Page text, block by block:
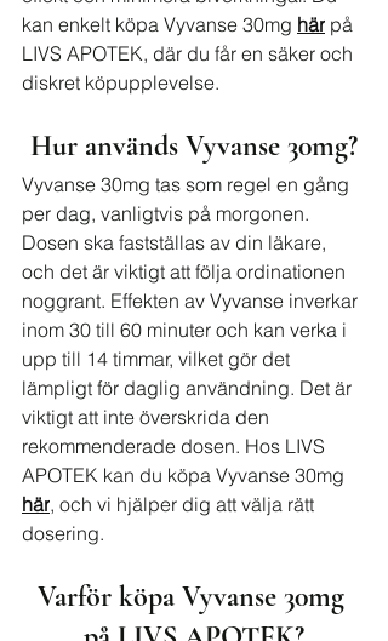
kan enkelt köpa Vyvanse 30mg här på
LIVS APOTEK, där du får en säker och
diskret köpupplevelse.
Hur används Vyvanse 30mg?
Vyvanse 30mg tas som regel en gång
per dag, vanligtvis på morgonen.
Dosen ska fastställas av din läkare,
och det är viktigt att följa ordinationen
noggrant. Effekten av Vyvanse inverkar
inom 30 till 60 minuter och kan verka i
upp till 14 timmar, vilket gör det
lämpligt för daglig användning. Det är
viktigt att inte överskrida den
rekommenderade dosen. Hos LIVS
APOTEK kan du köpa Vyvanse 30mg
här, och vi hjälper dig att välja rätt
dosering.
Varför köpa Vyvanse 30mg